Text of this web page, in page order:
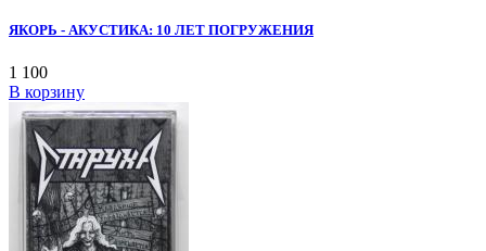
ЯКОРЬ - АКУСТИКА: 10 ЛЕТ ПОГРУЖЕНИЯ
1 100
В корзину